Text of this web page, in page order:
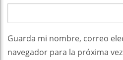
Guarda mi nombre, correo
navegador para la próxima